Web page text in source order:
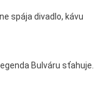
spája divadlo, kávu
Bulváru sťahuje.